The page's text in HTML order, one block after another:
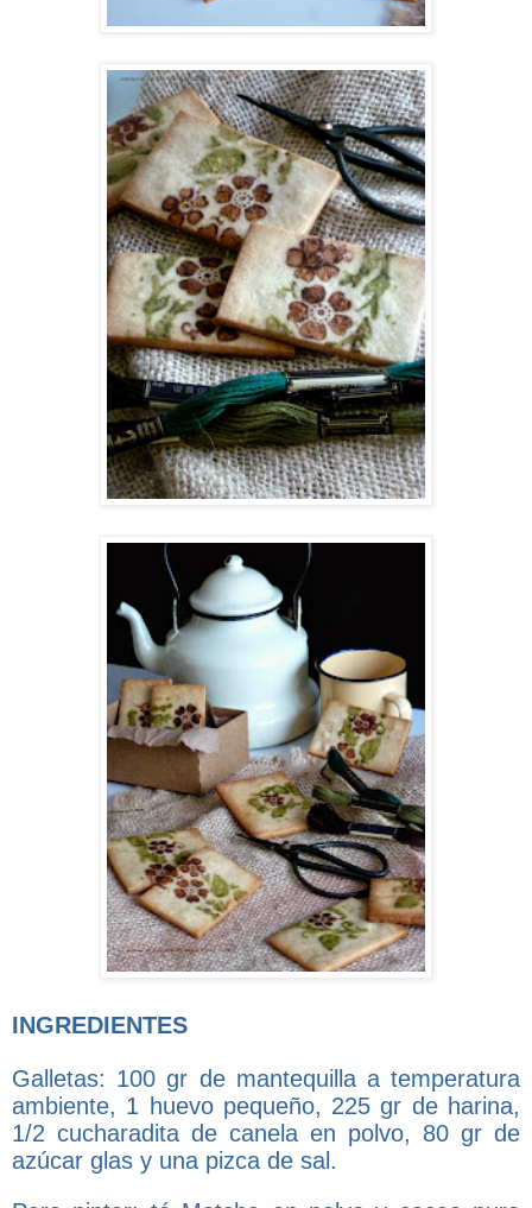
INGREDIENTES
Galletas: 100 gr de mantequilla a temperatura
ambiente, 1 huevo pequeño, 225 gr de harina,
1/2 cucharadita de canela en polvo, 80 gr de
azúcar glas y una pizca de sal.